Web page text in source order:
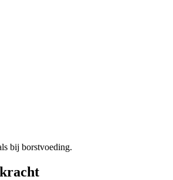
bij borstvoeding.